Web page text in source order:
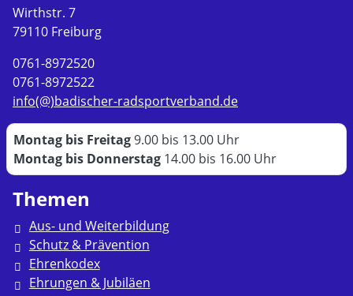
Wirthstr. 7
79110 Freiburg
0761-8972520
0761-8972522
info(@)badischer-radsportverband.de
Montag bis Freitag9.00 bis 13.00 Uhr
Montag bis Donnerstag 14.00 bis 16.00 Uhr
Themen
Aus- und Weiterbildung
Schutz & Prävention
Ehrenkodex
Ehrungen & Jubiläen